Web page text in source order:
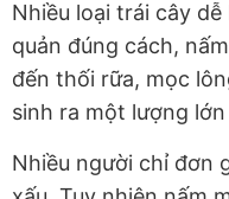
Nhiều loại trái cây
quản đúng cách,
đến thối rữa, mọc
sinh ra một lượng
Nhiều người chỉ đơn